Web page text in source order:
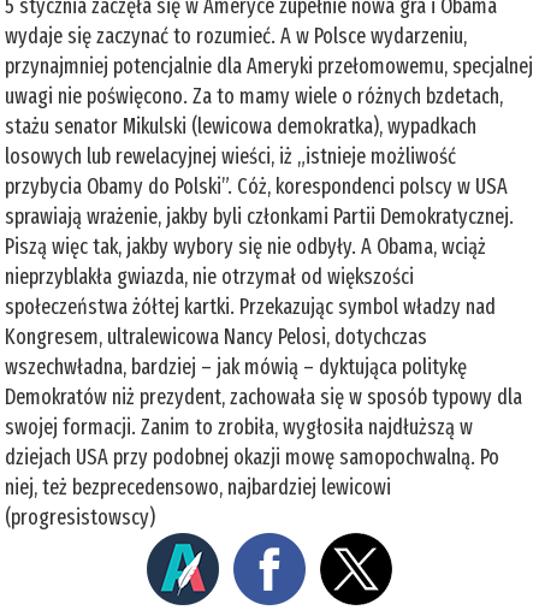
5 stycznia zaczęła się w Ameryce zupełnie nowa gra i Obama
wydaje się zaczynać to rozumieć. A w Polsce wydarzeniu,
przynajmniej potencjalnie dla Ameryki przełomowemu, specjalnej
uwagi nie poświęcono. Za to mamy wiele o różnych bzdetach,
stażu senator Mikulski (lewicowa demokratka), wypadkach
losowych lub rewelacyjnej wieści, iż „istnieje możliwość
przybycia Obamy do Polski”. Cóż, korespondenci polscy w USA
sprawiają wrażenie, jakby byli członkami Partii Demokratycznej.
Piszą więc tak, jakby wybory się nie odbyły. A Obama, wciąż
nieprzyblakła gwiazda, nie otrzymał od większości
społeczeństwa żółtej kartki. Przekazując symbol władzy nad
Kongresem, ultralewicowa Nancy Pelosi, dotychczas
wszechwładna, bardziej – jak mówią – dyktująca politykę
Demokratów niż prezydent, zachowała się w sposób typowy dla
swojej formacji. Zanim to zrobiła, wygłosiła najdłuższą w
dziejach USA przy podobnej okazji mowę samopochwalną. Po
niej, też bezprecedensowo, najbardziej lewicowi
(progresistowscy)